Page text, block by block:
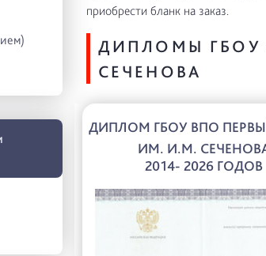
приобрести бланк на заказ.
ДИПЛОМЫ
СЕЧЕНОВА
ДИПЛОМ ГБОУ ВПО
ИМ. И.М.
2014- 2026 ГОДОВ